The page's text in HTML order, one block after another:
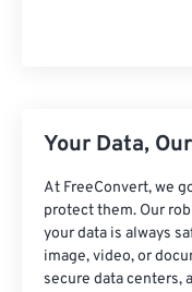
Your Data,
At FreeConvert, we
protect them. Our
your data is always
image, video, or
secure data centers,